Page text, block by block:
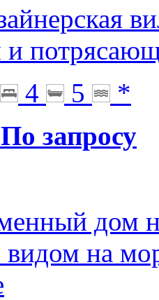
и
4 5
*
запросу
дом
на